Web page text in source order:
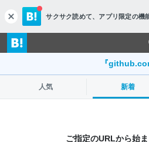
c
l
o
s
サクサク読めて、 アプリ限定の機
『
人気 新着
ご指定のURLから始